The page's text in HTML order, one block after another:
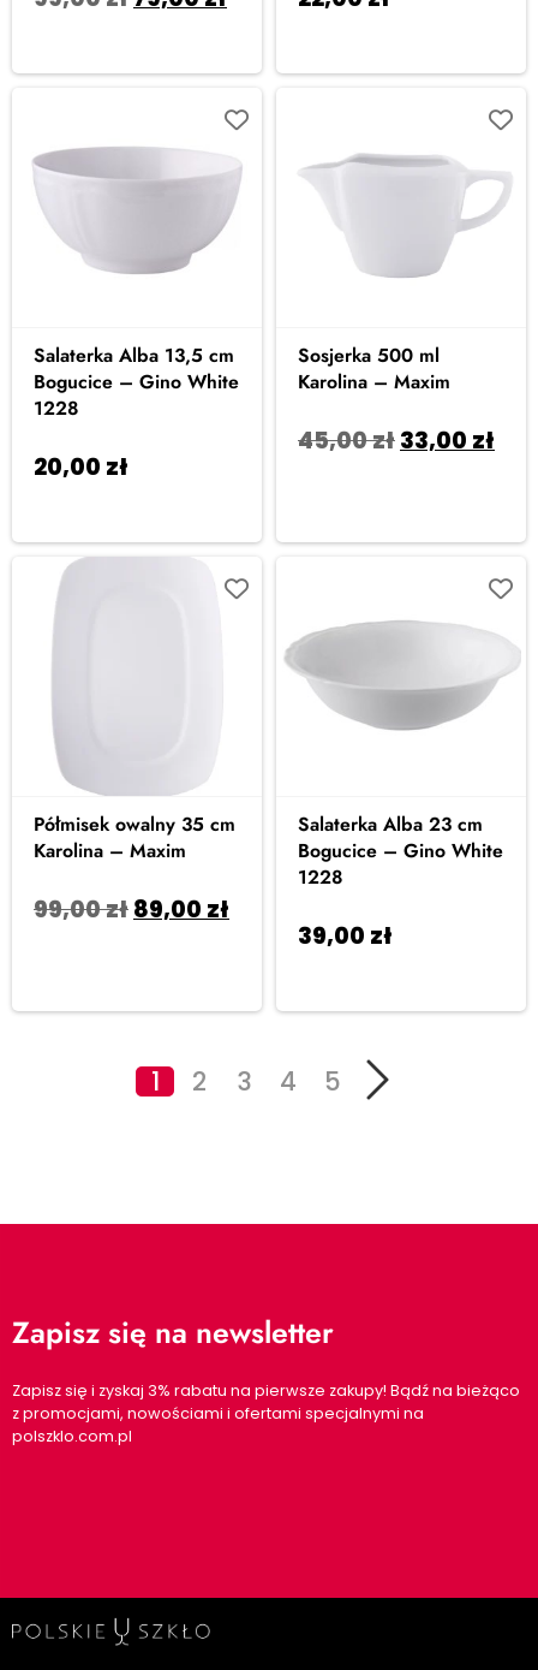
Salaterka Alba 13,5 cm
Bogucice – Gino White
1228
20,00 zł
Sosjerka 500 ml
Karolina – Maxim
45,00zł33,00 zł
Półmisek owalny 35 cm
Karolina – Maxim
99,00zł89,00 zł
Salaterka Alba 23 cm
Bogucice – Gino White
1228
39,00 zł
1 2 3 4 5
Zapisz się na newsletter
Zapisz się i zyskaj 3% rabatu na pierwsze zakupy! Bądź na bieżąco
z promocjami, nowościami i ofertami specjalnymi na
polszklo.com.pl